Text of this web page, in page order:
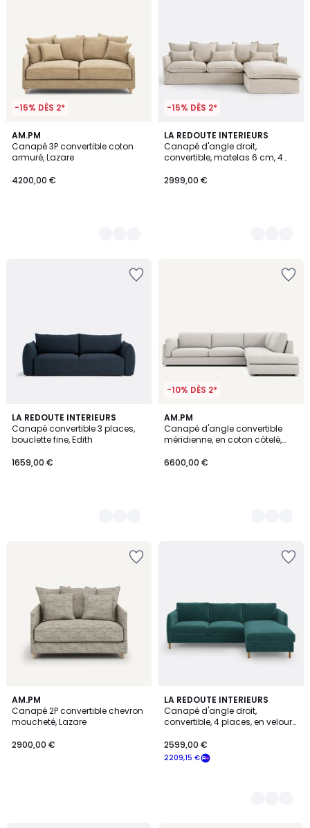
-15% DÈS 2*
AM.PM
Canapé 3P convertible coton
armuré, Lazare
4200,00 €
3
Couleurs
-15% DÈS 2*
LA REDOUTE INTERIEURS
Canapé d'angle droit,
convertible, matelas 6 cm, 4
2999,00 €
9
Couleurs
LA REDOUTE INTERIEURS
Canapé convertible 3 places,
bouclette fine, Edith
1659,00 €
3
Couleurs
-10% DÈS 2*
AM.PM
Canapé d'angle convertible
méridienne, en coton côtelé,
6600,00 €
3
Couleurs
AM.PM
Canapé 2P convertible chevron
moucheté, Lazare
2900,00 €
LA REDOUTE INTERIEURS
Canapé d'angle droit,
convertible, 4 places, en velours,
2209,15 €
2599,00 €
3
Couleurs